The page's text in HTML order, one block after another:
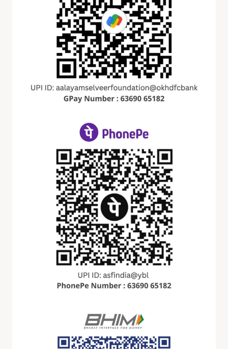
+
“இலனென்னும் எவ்வம் உரையாமை ஈதல்
குலனுடையான் கண்ணே யுள ”
8th November at Nagapattinam
தீபா முரளி அவர்களின் பிறந்தநாளையொட்டி இன்று
அன்னதானம் செய்ய நன்கொடை அளித்த
அவர்களது குடும்பத்தினருக்கு மனமார்ந்த
நன்றிகள்!!
ஆலயம் செல்வீர் பவுண்டேஷனின் தன்னார்வலர்கள்
பசியால் வாடும் அன்பர்களை அவர்கள் இருக்கும்
இடம் தேடி சென்று மதிய உணவை வழங்கி இன்றைய
உங்களின் தாராளமான பங்களிப்புகள் எங்களின் இந்த
முயற்சிக்கு வலு சேர்க்கும், நீங்கள் வழங்கும்
நன்கொடைகள் பிரிவு 80G இன் கீழ் வரி விலக்குக்கு
தகுதியானவை. உங்கள் பங்களிப்பை